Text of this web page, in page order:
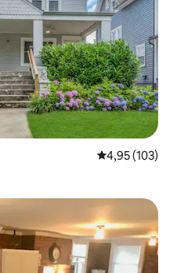
4,95 ud af 5 i
4,95 (103)